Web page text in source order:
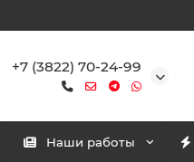
+7 (3822) 70-24-99
Наши работы